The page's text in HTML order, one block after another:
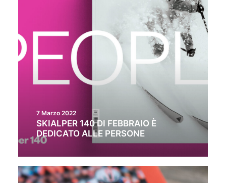
7 Marzo 2022
SKIALPER 140 DI FEBBRAIO È
DEDICATO ALLE PERSONE